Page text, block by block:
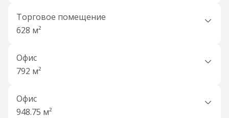
Торговое помещение
628 м²
Офис
792 м²
Офис
948.75 м²